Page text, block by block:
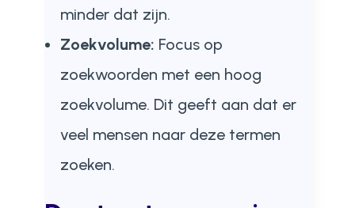
minder dat zijn.
Zoekvolume: Focus op
zoekwoorden met een hoog
zoekvolume. Dit geeft aan dat er
veel mensen naar deze termen
zoeken.